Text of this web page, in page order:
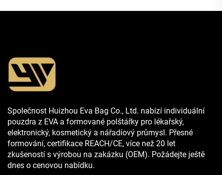
Společnost Huizhou Eva Bag Co., Ltd. nabízí individuální
pouzdra z EVA a formované polštářky pro lékařský,
elektronický, kosmetický a nářadíový průmysl. Přesné
formování, certifikace REACH/CE, více než 20 let
zkušeností s výrobou na zakázku (OEM). Požádejte ještě
dnes o cenovou nabídku.